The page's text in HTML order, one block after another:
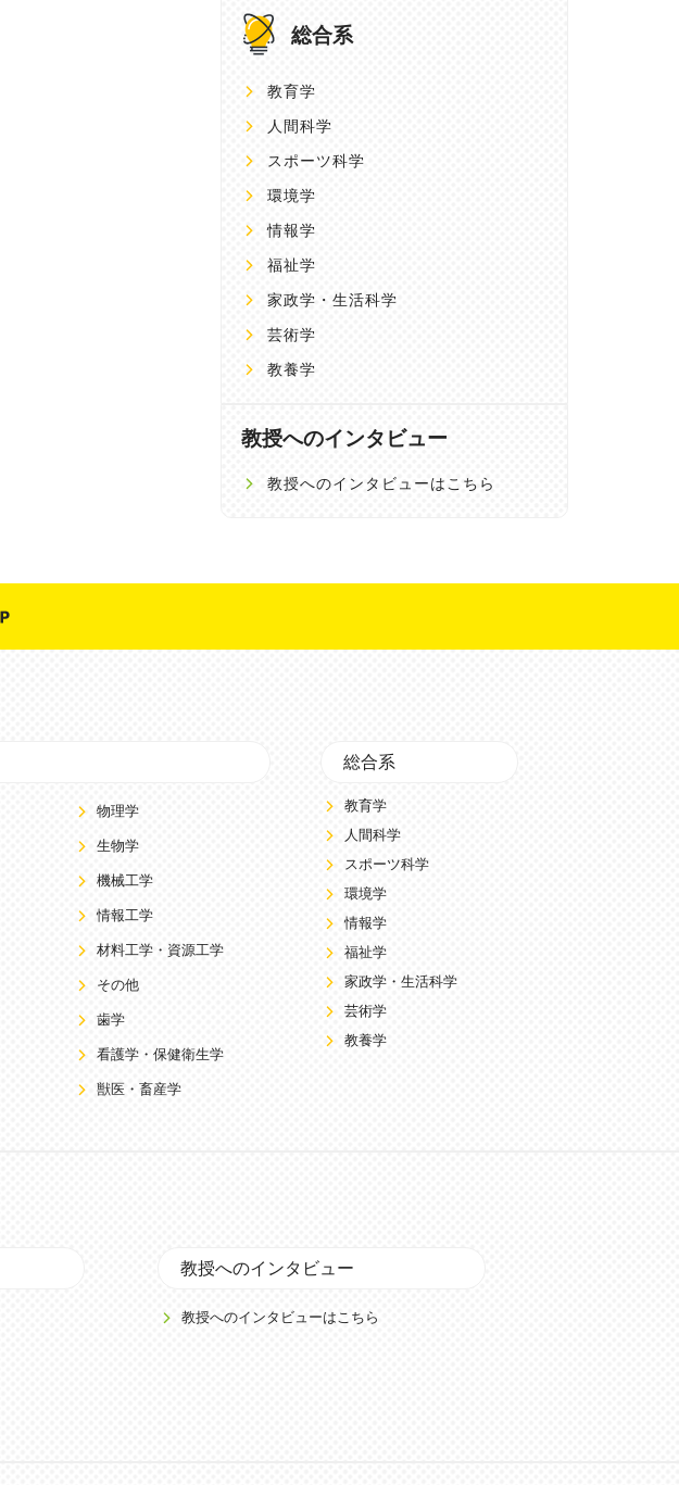
総合系
教育学
人間科学
スポーツ科学
環境学
情報学
福祉学
家政学・生活科学
芸術学
教養学
教授へのインタビュー
教授へのインタビューはこちら
物理学
生物学
機械工学
情報工学
材料工学・資源工学
その他
歯学
看護学・保健衛生学
獣医・畜産学
総合系
教育学
人間科学
スポーツ科学
環境学
情報学
福祉学
家政学・生活科学
芸術学
教養学
教授へのインタビュー
教授へのインタビューはこちら